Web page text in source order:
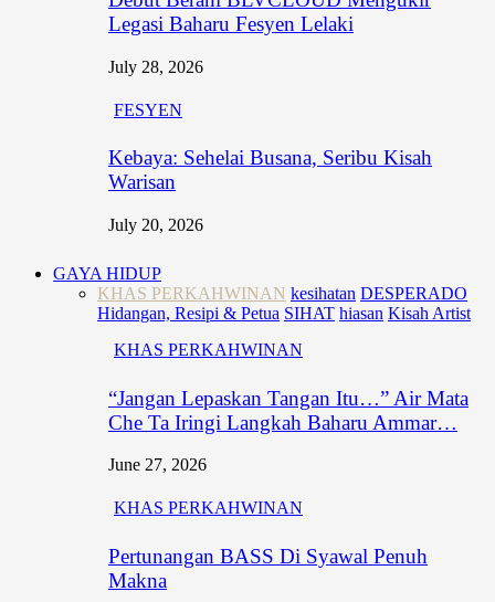
Legasi Baharu Fesyen Lelaki
July 28, 2026
FESYEN
Kebaya: Sehelai Busana, Seribu Kisah
Warisan
July 20, 2026
GAYA HIDUP
KHAS PERKAHWINAN kesihatan DESPERADO
Hidangan, Resipi & Petua SIHAT hiasan Kisah Artist
KHAS PERKAHWINAN
“Jangan Lepaskan Tangan Itu…” Air Mata
Che Ta Iringi Langkah Baharu Ammar…
June 27, 2026
KHAS PERKAHWINAN
Pertunangan BASS Di Syawal Penuh
Makna